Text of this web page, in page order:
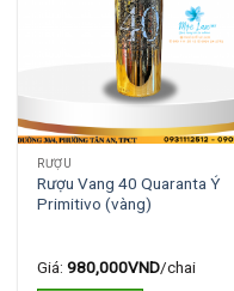
RƯỢU
Rượu Vang 40 Quaranta Ý
Primitivo (vàng)
Giá: 980,000VND/chai